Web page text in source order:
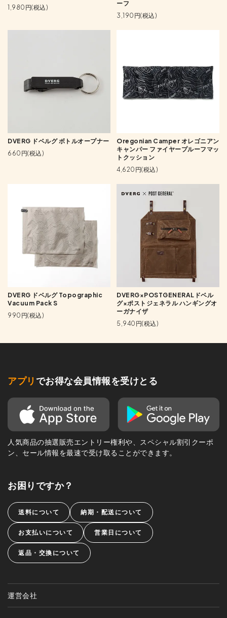
1,980円(税込)
ーフ
3,190円(税込)
DVERG ドベルグ ボトルオープナー
660円(税込)
Oregonian Camper オレゴニアン
キャンパー ファイヤープルーフマッ
トクッション
4,620円(税込)
DVERG ドベルグ Topographic
Vacuum Pack S
990円(税込)
DVERG×POSTGENERALドベル
グ×ポストジェネラル ハンギングオ
ーガナイザ
5,940円(税込)
アプリ でお得な会員情報を受けとる
人気商品の抽選販売エントリー権利や、スペシャル割引クーポ
ン、セール情報を最速で受け取ることができます。
お困りですか？
送料について 納期・配送について
お支払いについて 営業日について
返品・交換について
運営会社